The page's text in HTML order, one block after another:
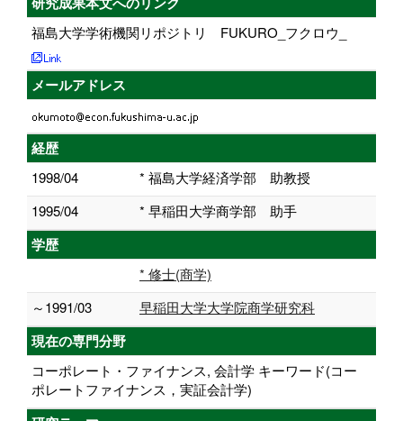
福島大学学術機関リポジトリ FUKURO_フクロウ_
メールアドレス
経歴
1998/04
* 福島大学経済学部 助教授
1995/04
* 早稲田大学商学部 助手
学歴
* 修士(商学)
～1991/03
早稲田大学大学院商学研究科
現在の専門分野
コーポレート・ファイナンス, 会計学 キーワード(コー
ポレートファイナンス，実証会計学)